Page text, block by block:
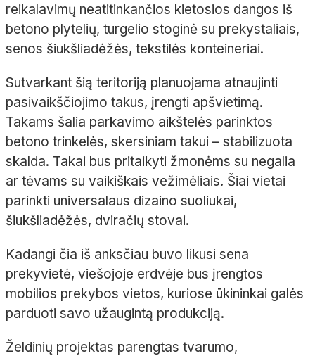
reikalavimų neatitinkančios kietosios dangos iš
betono plytelių, turgelio stoginė su prekystaliais,
senos šiukšliadėžės, tekstilės konteineriai.
Sutvarkant šią teritoriją planuojama atnaujinti
pasivaikščiojimo takus, įrengti apšvietimą.
Takams šalia parkavimo aikštelės parinktos
betono trinkelės, skersiniam takui – stabilizuota
skalda. Takai bus pritaikyti žmonėms su negalia
ar tėvams su vaikiškais vežimėliais. Šiai vietai
parinkti universalaus dizaino suoliukai,
šiukšliadėžės, dviračių stovai.
Kadangi čia iš anksčiau buvo likusi sena
prekyvietė, viešojoje erdvėje bus įrengtos
mobilios prekybos vietos, kuriose ūkininkai galės
parduoti savo užaugintą produkciją.
Želdinių projektas parengtas tvarumo,